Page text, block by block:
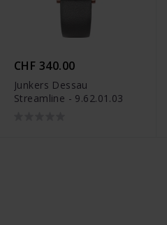
CHF 340.00
Junkers Dessau
Streamline - 9.62.01.03